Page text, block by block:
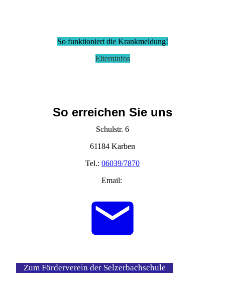
So funktioniert die Krankmeldung!
Elterninfos
So erreichen Sie uns
Schulstr. 6
61184 Karben
Tel.: 06039/7870
Email:
Zum Förderverein der Selzerbachschule